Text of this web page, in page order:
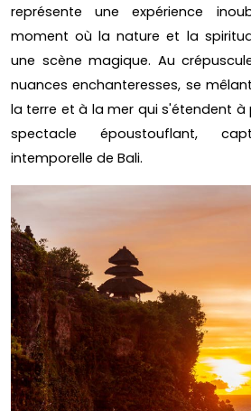
représente une expérience
moment où la nature et la
une scène magique. Au
nuances enchanteresses, se
la terre et à la mer qui s'étendent à
spectacle époustouflant,
intemporelle de Bali.